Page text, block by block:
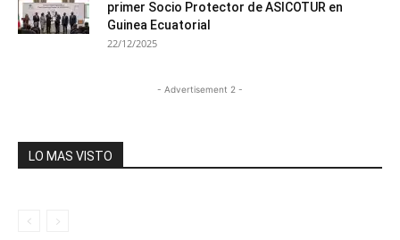
primer Socio Protector de ASICOTUR en
Guinea Ecuatorial
22/12/2025
- Advertisement 2 -
LO MAS VISTO